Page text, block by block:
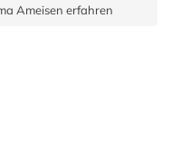
Ameisen erfahren